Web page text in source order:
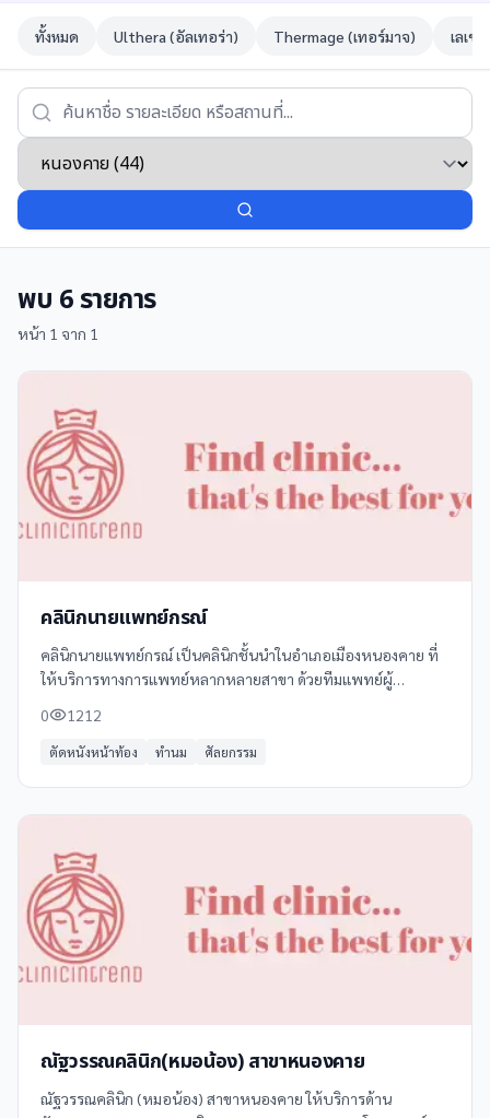
ทั้งหมด Ulthera (อัลเทอร่า) Thermage (เทอร์มาจ) เลเซ
พบ 6รายการ
หน้า 1 จาก 1
คลินิกนายแพทย์กรณ์
คลินิกนายแพทย์กรณ์ เป็นคลินิกชั้นนำในอำเภอเมืองหนองคาย ที่
ให้บริการทางการแพทย์หลากหลายสาขา ด้วยทีมแพทย์ผู้
แบบครบวงจร
0 1212
ตัดหนังหน้าท้อง ทำนม ศัลยกรรม
ณัฐวรรณคลินิก(หมอน้อง) สาขาหนองคาย
ณัฐวรรณคลินิก (หมอน้อง) สาขาหนองคาย ให้บริการด้าน